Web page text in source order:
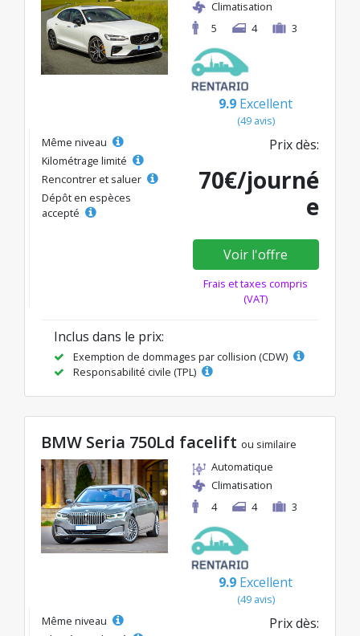
Climatisation
5
4 3
9.9 Excellent
(49 avis)
Même niveau
Kilométrage limité
Rencontrer et saluer
Dépôt en espèces
accepté
Prix dès:
70€/journé
e
Voir l'offre
Frais et taxes compris
(VAT)
Inclus dans le prix:
Exemption de dommages par collision (CDW)
Responsabilité civile (TPL)
BMW Seria 750Ld facelift ou similaire
Automatique
Climatisation
4
4 3
9.9 Excellent
(49 avis)
Même niveau
Prix dès: